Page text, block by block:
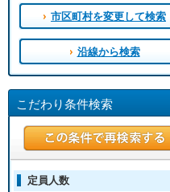
市区町村を変更して検索
沿線から検索
こだわり条件検索
定員人数